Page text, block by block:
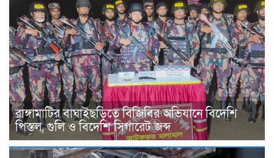
রাঙ্গামাটির বাঘাইছড়িতে বিজিবির অভিযানে বিদেশি
পিস্তল, গুলি ও বিদেশি সিগারেট জব্দ